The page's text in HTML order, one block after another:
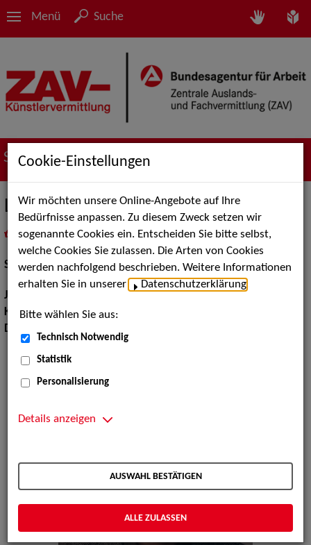
Menü Suche
Suche nach Künstler*innen
Léon Siebrandt
als PDF speichern
inMeine Merklistelegen
Schauspiel:Bühne
Jahrgang:
Körpergröße:169 cm
Dialekte:
Cookie-Einstellungen
Wir möchten unsere Online-Angebote auf Ihre
Bedürfnisse anpassen. Zu diesem Zweck setzen wir
sogenannte Cookies ein. Entscheiden Sie bitte selbst,
welche Cookies Sie zulassen. Die Arten von Cookies
werden nachfolgend beschrieben. Weitere Informationen
erhalten Sie in unserer
Datenschutzerklärung
Bitte wählen Sie aus:
Technisch Notwendig
Statistik
Personalisierung
Details anzeigen
AUSWAHL BESTÄTIGEN
ALLE ZULASSEN